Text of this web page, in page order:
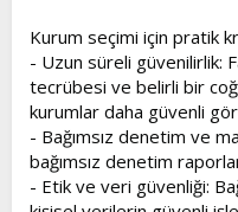
Kurum seçimi için pratik
- Uzun süreli güvenilirlik:
tecrübesi ve belirli bir
kurumlar daha güvenli
- Bağımsız denetim ve
bağımsız denetim
- Etik ve veri güvenliği: